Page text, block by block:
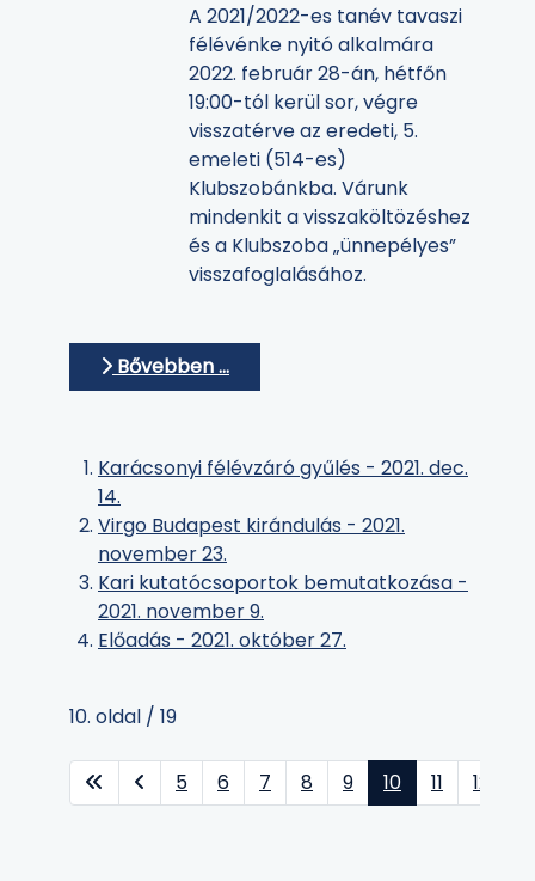
A 2021/2022-es tanév tavaszi
félévénke nyitó alkalmára
2022. február 28-án, hétfőn
19:00-tól kerül sor, végre
visszatérve az eredeti, 5.
emeleti (514-es)
Klubszobánkba. Várunk
mindenkit a visszaköltözéshez
és a Klubszoba „ünnepélyes”
visszafoglalásához.
Bővebben …
Karácsonyi félévzáró gyűlés - 2021. dec.
14.
Virgo Budapest kirándulás - 2021.
november 23.
Kari kutatócsoportok bemutatkozása -
2021. november 9.
Előadás - 2021. október 27.
10. oldal / 19
5 6 7 8 9 10 11 12